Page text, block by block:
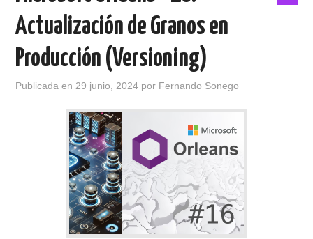
Actualización de Granos en
Producción (Versioning)
Publicada en29 junio, 2024 por Fernando Sonego